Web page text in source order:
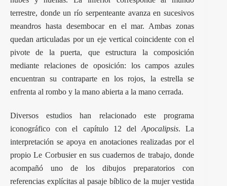
terrestre, donde un río serpenteante avanza en sucesivos
meandros hasta desembocar en el mar. Ambas zonas
quedan articuladas por un eje vertical coincidente con el
pivote de la puerta, que estructura la composición
mediante relaciones de oposición: los campos azules
encuentran su contraparte en los rojos, la estrella se
enfrenta al rombo y la mano abierta a la mano cerrada.
Diversos estudios han relacionado este programa
iconográfico con el capítulo 12 delApocalipsis. La
interpretación se apoya en anotaciones realizadas por el
propio Le Corbusier en sus cuadernos de trabajo, donde
acompañó uno de los dibujos preparatorios con
referencias explícitas al pasaje bíblico de la mujer vestida